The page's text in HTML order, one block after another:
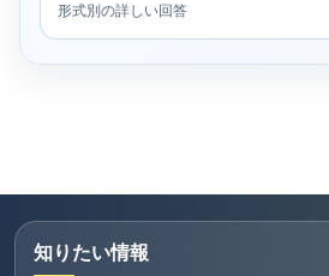
形式別の詳しい回答
知りたい情報